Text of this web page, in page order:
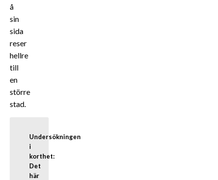
å
sin
sida
reser
hellre
till
en
större
stad.
Undersökningen
i
korthet:
Det
här